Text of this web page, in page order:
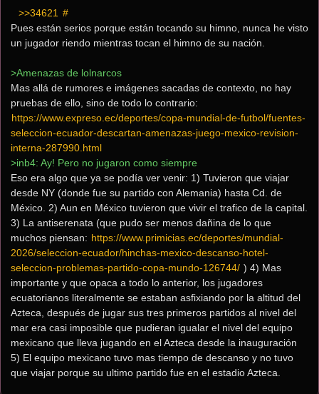
>>34621 #
Pues están serios porque están tocando su himno, nunca he visto
un jugador riendo mientras tocan el himno de su nación.
>Amenazas de lolnarcos
Mas allá de rumores e imágenes sacadas de contexto, no hay
https://www.expreso.ec/deportes/copa-mundial-de-futbol/fuentes-
seleccion-ecuador-descartan-amenazas-juego-mexico-revision-
interna-287990.html
>inb4: Ay! Pero no jugaron como siempre
Eso era algo que ya se podía ver venir: 1) Tuvieron que viajar
desde NY (donde fue su partido con Alemania) hasta Cd. de
México. 2) Aun en México tuvieron que vivir el trafico de la capital.
3) La antiserenata (que pudo ser menos dañina de lo que
muchos piensan: https://www.primicias.ec/deportes/mundial-
2026/seleccion-ecuador/hinchas-mexico-descanso-hotel-
seleccion-problemas-partido-copa-mundo-126744/ ) 4) Mas
importante y que opaca a todo lo anterior, los jugadores
ecuatorianos literalmente se estaban asfixiando por la altitud del
Azteca, después de jugar sus tres primeros partidos al nivel del
mar era casi imposible que pudieran igualar el nivel del equipo
mexicano que lleva jugando en el Azteca desde la inauguración
5) El equipo mexicano tuvo mas tiempo de descanso y no tuvo
que viajar porque su ultimo partido fue en el estadio Azteca.